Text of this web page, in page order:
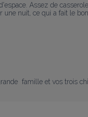
Assez de
nuit, ce qui a fait le
famille et vos trois